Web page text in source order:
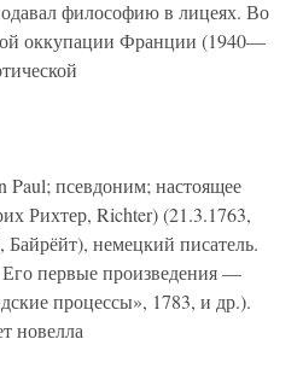
философию в лицеях. Во
оккупации Франции (1940—
псевдоним; настоящее
Рихтер, Richter) (21.3.1763,
немецкий писатель.
первые произведения —
процессы», 1783, и др.).
новелла